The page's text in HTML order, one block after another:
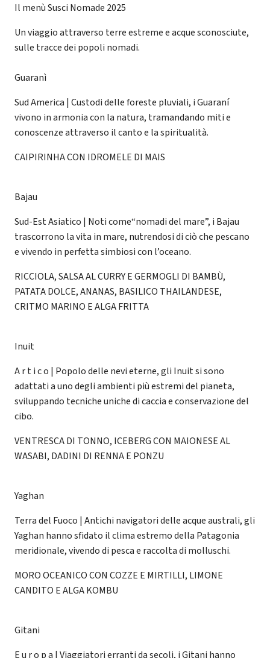
Il menù Susci Nomade 2025
Un viaggio attraverso terre estreme e acque sconosciute,
sulle tracce dei popoli nomadi.
Guaranì
Sud America | Custodi delle foreste pluviali, i Guaraní
vivono in armonia con la natura, tramandando miti e
conoscenze attraverso il canto e la spiritualità.
CAIPIRINHA CON IDROMELE DI MAIS
Bajau
Sud-Est Asiatico | Noti come“nomadi del mare”, i Bajau
trascorrono la vita in mare, nutrendosi di ciò che pescano
e vivendo in perfetta simbiosi con l’oceano.
RICCIOLA, SALSA AL CURRY E GERMOGLI DI BAMBÙ,
PATATA DOLCE, ANANAS, BASILICO THAILANDESE,
CRITMO MARINO E ALGA FRITTA
Inuit
A r t i c o | Popolo delle nevi eterne, gli Inuit si sono
adattati a uno degli ambienti più estremi del pianeta,
sviluppando tecniche uniche di caccia e conservazione del
cibo.
VENTRESCA DI TONNO, ICEBERG CON MAIONESE AL
WASABI, DADINI DI RENNA E PONZU
Yaghan
Terra del Fuoco | Antichi navigatori delle acque australi, gli
Yaghan hanno sfidato il clima estremo della Patagonia
meridionale, vivendo di pesca e raccolta di molluschi.
MORO OCEANICO CON COZZE E MIRTILLI, LIMONE
CANDITO E ALGA KOMBU
Gitani
E u r o p a | Viaggiatori erranti da secoli, i Gitani hanno